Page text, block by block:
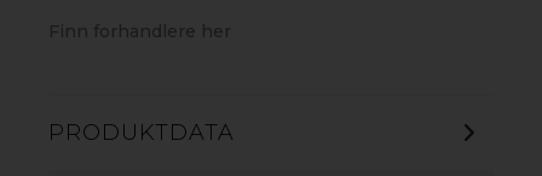
Finn forhandlere her
PRODUKTDATA